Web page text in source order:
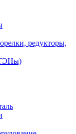
редукторы,
ТЭНы)